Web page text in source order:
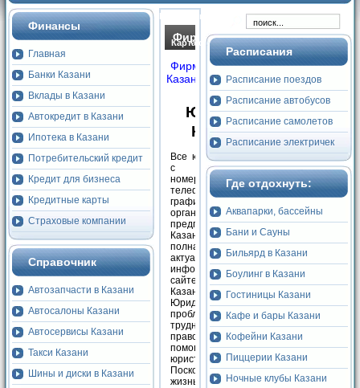
Курсы валют АВТО Недвижимость
Работа Афиша Казани Карта сайта
Финансы
Главная
Банки Казани
Вклады в Казани
Автокредит в Казани
Ипотека в Казани
Потребительский кредит
Кредит для бизнеса
Кредитные карты
Страховые компании
Справочник
Автозапчасти в Казани
Автосалоны Казани
Автосервисы Казани
Такси Казани
Шины и диски в Казани
Расписания
Расписание поездов
Расписание автобусов
Расписание самолетов
Расписание электричек
Где отдохнуть:
Аквапарки, бассейны
Бани и Сауны
Бильярд в Казани
Боулинг в Казани
Гостиницы Казани
Кафе и бары Казани
Кофейни Казани
Пиццерии Казани
Ночные клубы Казани
Фирмы
Казани
Фирмы
Казани
Поиск
Юристы
Казани
Все юристы Казани
с адресами,
номерами
телефонов и
графиками работы
организаций и
предприятий города
Казани. Самая
полная и
актуальная
информация на
сайте
КазаньФинанс.ру
Юридические
проблемы и
трудности в
правовых вопросах
помогают решить
юристы Казани.
Поскольку вся
жизнь, так или